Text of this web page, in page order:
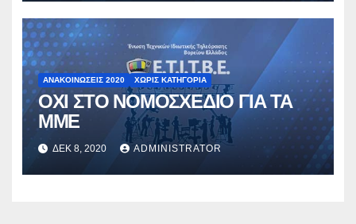
ΑΝΑΚΟΙΝΏΣΕΙΣ 2020 ΧΩΡΊΣ ΚΑΤΗΓΟΡΊΑ
ΟΧΙ ΣΤΟ ΝΟΜΟΣΧΕΔΙΟ ΓΙΑ ΤΑ
ΜΜΕ
ΔΕΚ 8, 2020 ADMINISTRATOR